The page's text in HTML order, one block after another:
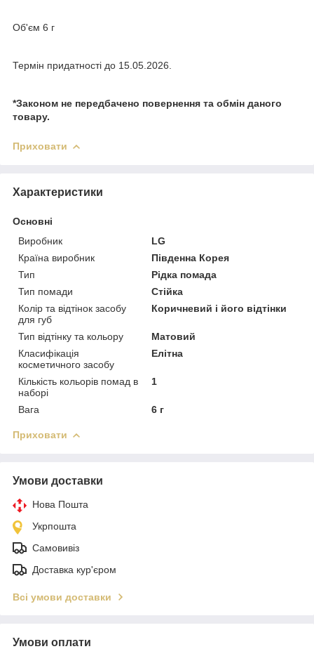
Об'єм 6 г
Термін придатності до 15.05.2026.
*Законом не передбачено повернення та обмін даного
товару.
Приховати
Характеристики
Основні
Виробник
LG
Країна виробник
Південна Корея
Тип
Рідка помада
Тип помади
Стійка
Колір та відтінок засобу
для губ
Коричневий і його відтінки
Тип відтінку та кольору
Матовий
Класифікація
косметичного засобу
Елітна
Кількість кольорів помад в
наборі
1
Вага 6 г
Приховати
Умови доставки
Нова Пошта
Укрпошта
Самовивіз
Доставка кур'єром
Всі умови доставки
Умови оплати